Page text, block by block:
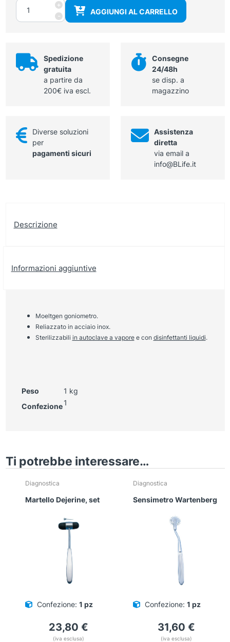
-
Goniometro
Moeltgen
quantità
+
AGGIUNGI AL CARRELLO
Spedizione
gratuita
a partire da
200€ iva escl.
Consegne
24/48h
se disp. a
magazzino
Diverse soluzioni
per
pagamenti sicuri
Assistenza
diretta
via email a
info@BLife.it
Descrizione
Informazioni aggiuntive
Moeltgen goniometro.
Reliazzato in acciaio inox.
Sterilizzabili in autoclave a vaporee con disinfettanti liquidi.
Peso
1 kg
Confezione 1
Ti potrebbe interessare…
Diagnostica
Martello Dejerine, set
Confezione: 1 pz
23,80 €
(iva esclusa)
Diagnostica
Sensimetro Wartenberg
Confezione: 1 pz
31,60 €
(iva esclusa)